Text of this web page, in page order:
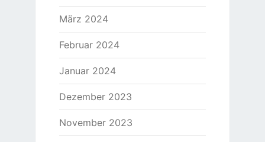
März 2024
Februar 2024
Januar 2024
Dezember 2023
November 2023